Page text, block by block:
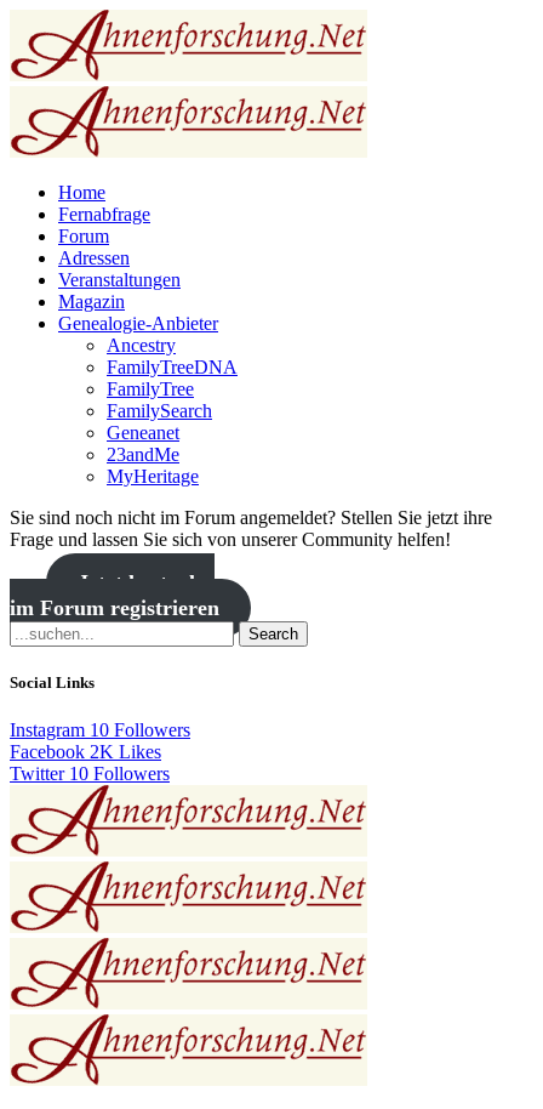
Home
Fernabfrage
Forum
Adressen
Veranstaltungen
Magazin
Genealogie-Anbieter
Ancestry
FamilyTreeDNA
FamilyTree
FamilySearch
Geneanet
23andMe
MyHeritage
Sie sind noch nicht im Forum angemeldet? Stellen Sie jetzt ihre
Frage und lassen Sie sich von unserer Community helfen!
Jetzt kostenlos
im Forum registrieren
Search
Social Links
Instagram 10 Followers
Facebook 2K Likes
Twitter 10 Followers